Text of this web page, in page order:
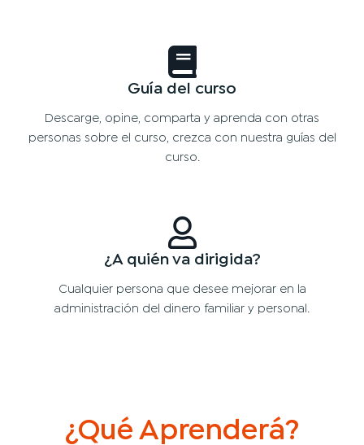
Guía del curso
Descarge, opine, comparta y aprenda con otras
personas sobre el curso, crezca con nuestra guías del
curso.
¿A quién va dirigida?
Cualquier persona que desee mejorar en la
administración del dinero familiar y personal.
¿Qué Aprenderá?